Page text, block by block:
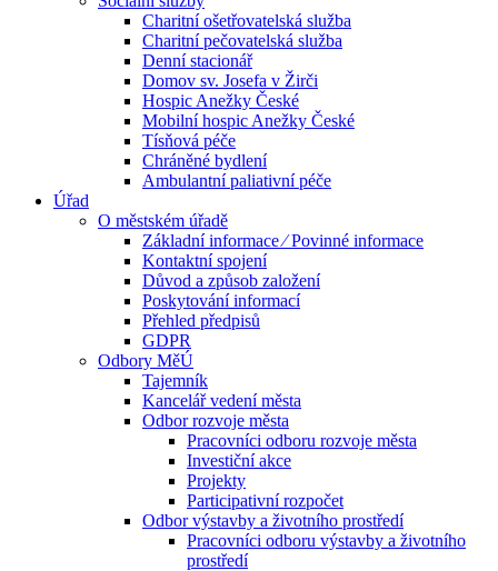
Charitní ošetřovatelská služba
Charitní pečovatelská služba
Denní stacionář
Domov sv. Josefa v Žirči
Hospic Anežky České
Mobilní hospic Anežky České
Tísňová péče
Chráněné bydlení
Ambulantní paliativní péče
Úřad
O městském úřadě
Základní informace ⁄ Povinné informace
Kontaktní spojení
Důvod a způsob založení
Poskytování informací
Přehled předpisů
GDPR
Odbory MěÚ
Tajemník
Kancelář vedení města
Odbor rozvoje města
Pracovníci odboru rozvoje města
Investiční akce
Projekty
Participativní rozpočet
Odbor výstavby a životního prostředí
Pracovníci odboru výstavby a životního
prostředí